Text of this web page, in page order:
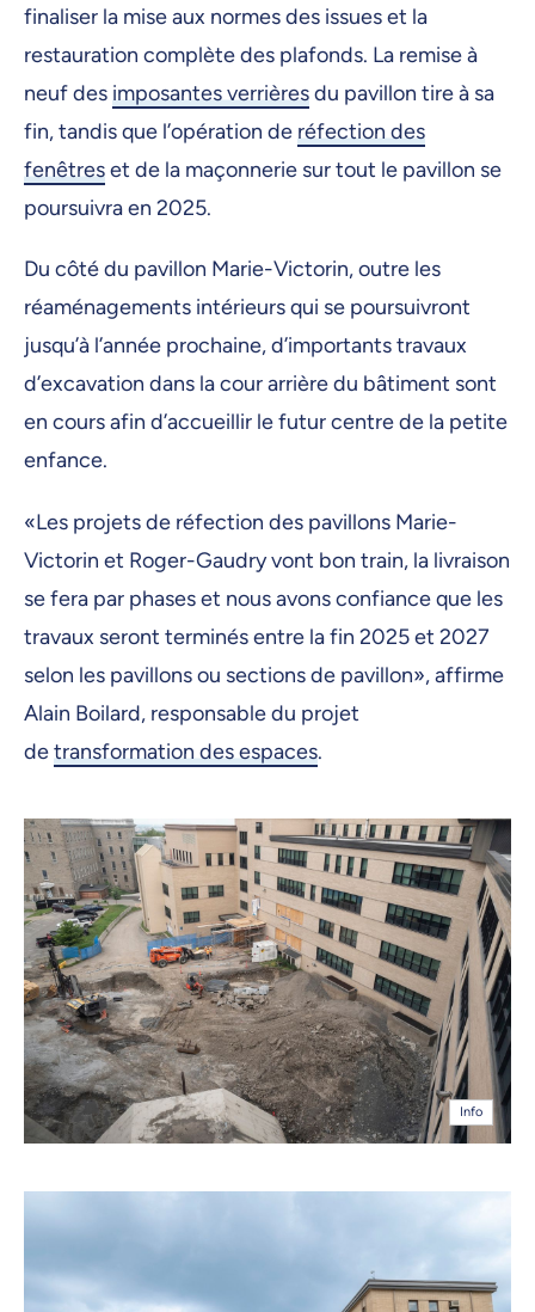
finaliser la mise aux normes des issues et la
restauration complète des plafonds. La remise à
neuf des imposantes verrièresdu pavillon tire à sa
fin, tandis que l’opération de réfection des
fenêtreset de la maçonnerie sur tout le pavillon se
poursuivra en 2025.
Du côté du pavillon Marie-Victorin, outre les
réaménagements intérieurs qui se poursuivront
jusqu’à l’année prochaine, d’importants travaux
d’excavation dans la cour arrière du bâtiment sont
en cours afin d’accueillir le futur centre de la petite
enfance.
«Les projets de réfection des pavillons Marie-
Victorin et Roger-Gaudry vont bon train, la livraison
se fera par phases et nous avons confiance que les
travaux seront terminés entre la fin 2025 et 2027
selon les pavillons ou sections de pavillon», affirme
Alain Boilard, responsable du projet
detransformation des espaces.
Info